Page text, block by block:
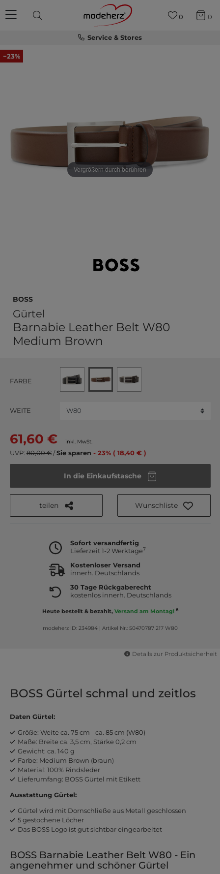
Service & Stores
0 0
−23%
Vergrößern durch berühren
BOSS
Gürtel
Barnabie Leather Belt W80
Medium Brown
FARBE
WEITE
61,60 € inkl. MwSt.
UVP: 80,00 €/Sie sparen - 23% ( 18,40 € )
In die Einkaufstasche
teilen Wunschliste
Sofort versandfertig
Lieferzeit 1-2 Werktage7
Kostenloser Versand
innerh. Deutschlands
30 Tage Rückgaberecht
kostenlos innerh. Deutschlands
Heute bestellt & bezahlt, Versand am Montag! 8
modeherz ID: 234984| Artikel Nr.: 50470787 217 W80
Details zur Produktsicherheit
BOSS Gürtel schmal und zeitlos
Daten Gürtel:
Größe: Weite ca. 75 cm - ca. 85 cm (W80)
Maße: Breite ca. 3,5 cm, Stärke 0,2 cm
Gewicht: ca. 140 g
Farbe: Medium Brown (braun)
Material: 100% Rindsleder
Lieferumfang: BOSS Gürtel mit Etikett
Ausstattung Gürtel:
Gürtel wird mit Dornschließe aus Metall geschlossen
5 gestochene Löcher
Das BOSS Logo ist gut sichtbar eingearbeitet
BOSS Barnabie Leather Belt W80 - Ein
angenehmer und schöner Gürtel